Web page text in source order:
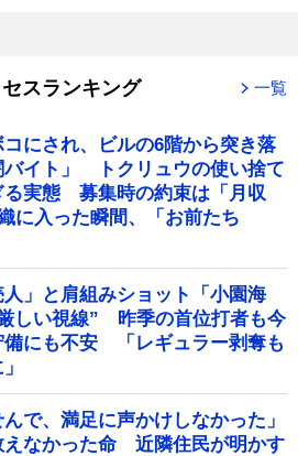
スランキング 一覧
コにされ、ビルの6階から突き落
イト」 トクリュウの使い捨て
る実態 募集時の約束は「月収
に入った瞬間、「お前たち
人」と肩組みショット「小園海
しい視線” 昨季の首位打者も今
備にも不安 「レギュラー剥奪も
んで、満足に声かけしなかった」
えなかった命 近隣住民が明かす